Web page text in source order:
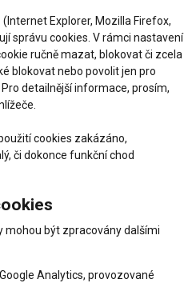
Explorer, Mozilla Firefox,
správu cookies. V rámci nastavení
ručně mazat, blokovat či zcela
blokovat nebo povolit jen pro
detailnější informace, prosím,
cookies zakázáno,
či dokonce funkční chod
mohou být zpracovány dalšími
Analytics, provozované